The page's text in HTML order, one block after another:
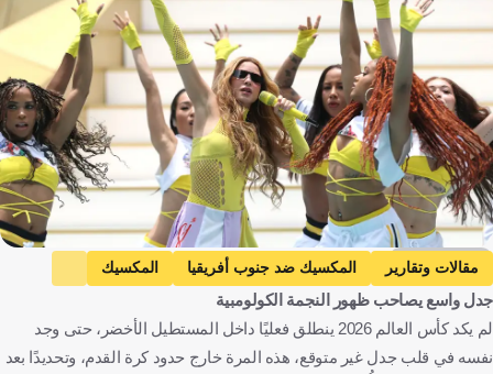
Getty Images
مقالات وتقارير المكسيك ضد جنوب أفريقيا
المكسيك
جنوب أفريقيا
كأس العالم المكسيك
كرة قدم
جدل واسع يصاحب ظهور النجمة الكولومبية
لم يكد كأس العالم 2026 ينطلق فعليًا داخل المستطيل الأخضر، حتى وجد
نفسه في قلب جدل غير متوقع، هذه المرة خارج حدود كرة القدم، وتحديدًا بعد